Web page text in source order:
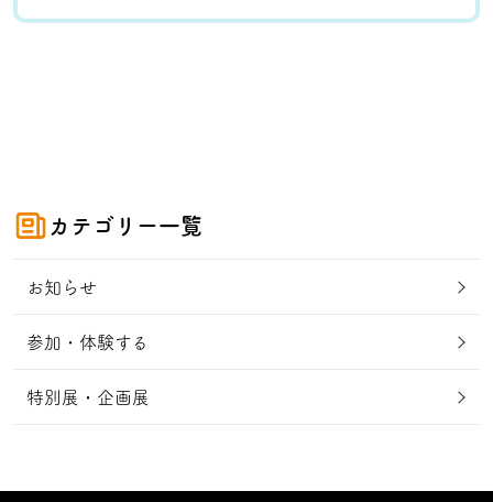
カテゴリー一覧
お知らせ
参加・体験する
特別展・企画展